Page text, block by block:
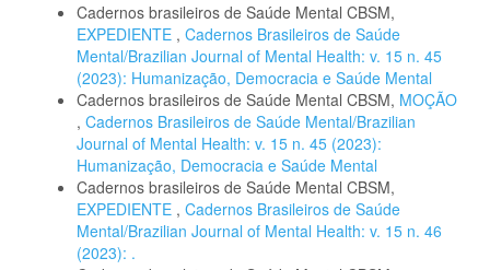
Cadernos brasileiros de Saúde Mental CBSM,
EXPEDIENTE , Cadernos Brasileiros de Saúde
Mental/Brazilian Journal of Mental Health: v. 15 n. 45
(2023): Humanização, Democracia e Saúde Mental
Cadernos brasileiros de Saúde Mental CBSM, MOÇÃO
, Cadernos Brasileiros de Saúde Mental/Brazilian
Journal of Mental Health: v. 15 n. 45 (2023):
Humanização, Democracia e Saúde Mental
Cadernos brasileiros de Saúde Mental CBSM,
EXPEDIENTE , Cadernos Brasileiros de Saúde
Mental/Brazilian Journal of Mental Health: v. 15 n. 46
(2023): .